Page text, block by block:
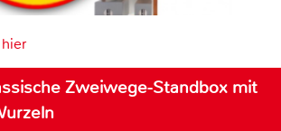
Zweiwege-Standbox mit